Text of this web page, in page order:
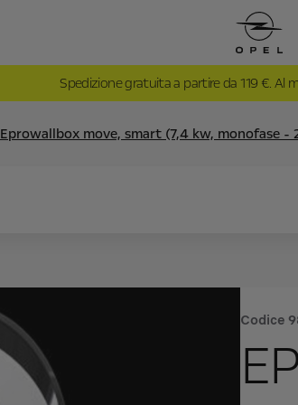
Spedizione gratuita a partire da 119 €. Al
Eprowallbox move, smart (7,4 kw, monofase -
Codice